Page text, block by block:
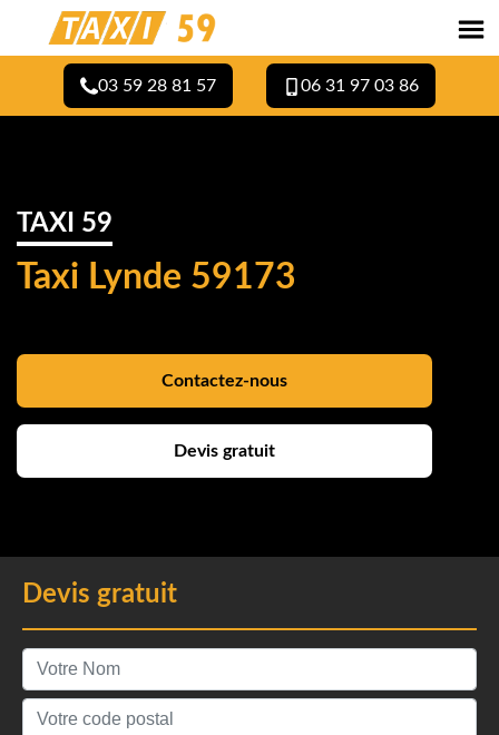
03 59 28 81 57 06 31 97 03 86
TAXI 59
Taxi Lynde 59173
Contactez-nous
Devis gratuit
Devis gratuit